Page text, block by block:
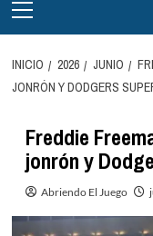
principal
INICIO 2026 JUNIO
JONRÓN Y DODGERS
Freddie
jonrón y
Abriendo El Juego